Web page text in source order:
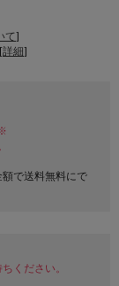
て]
詳細]
で送料無料にで
ください。